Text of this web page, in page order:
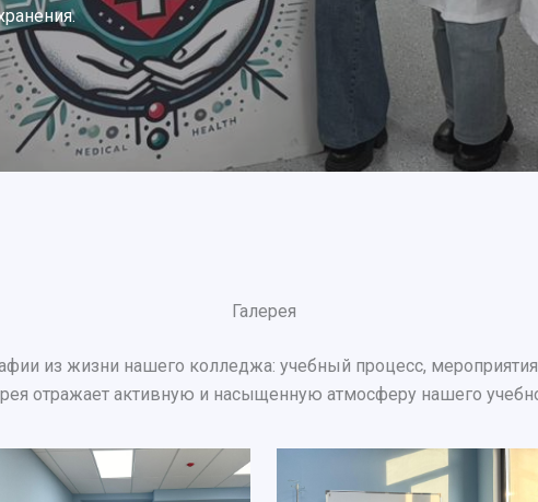
Галерея
из жизни нашего колледжа: учебный процесс,
отражает активную и насыщенную атмосферу нашего